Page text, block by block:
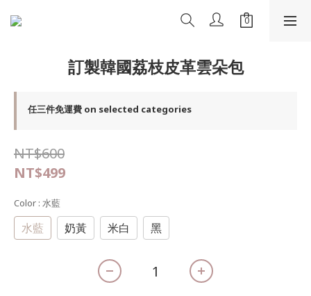
訂製韓國荔枝皮革雲朵包
任三件免運費 on selected categories
NT$600
NT$499
Color : 水藍
水藍 奶黃 米白 黑